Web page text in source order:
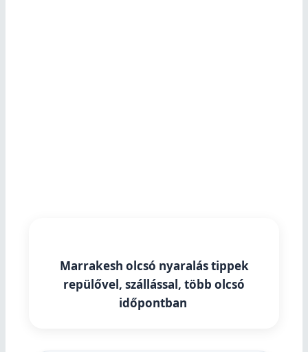
Marrakesh olcsó nyaralás tippek
repülővel, szállással, több olcsó
időpontban